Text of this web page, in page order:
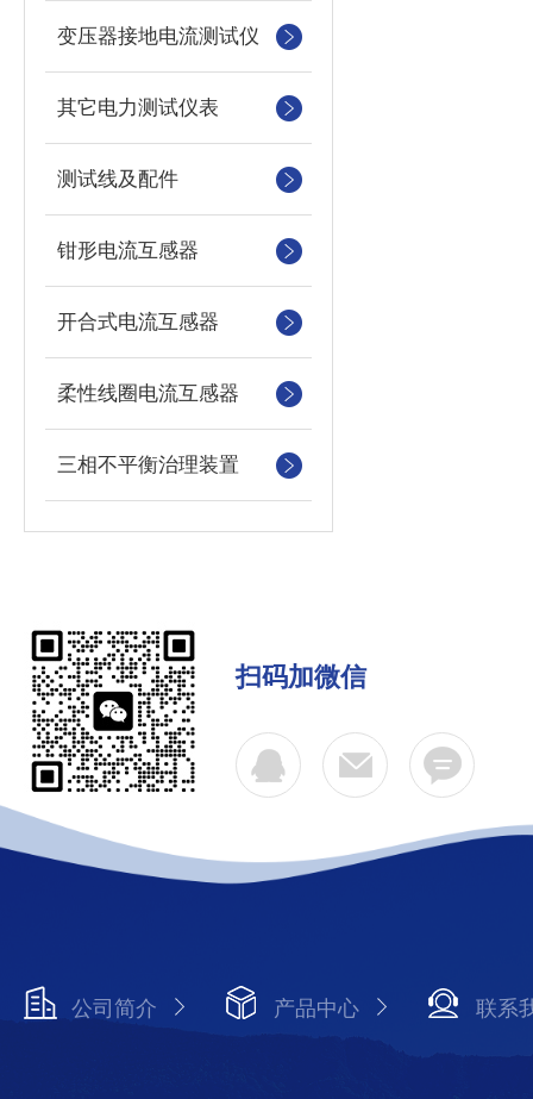
变压器接地电流测试仪
其它电力测试仪表
测试线及配件
钳形电流互感器
开合式电流互感器
柔性线圈电流互感器
三相不平衡治理装置
扫码加微信
公司简介 产品中心 联系